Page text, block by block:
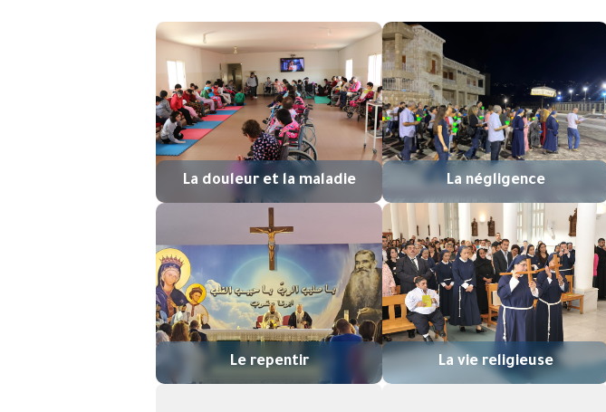
La douleur et la maladie La négligence
Le repentir La vie religieuse